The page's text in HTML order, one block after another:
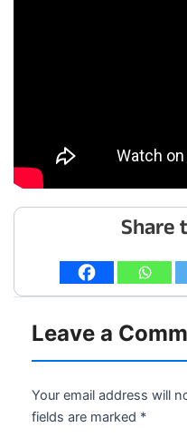
Share
Leave a
Your email address will
fields are marked *